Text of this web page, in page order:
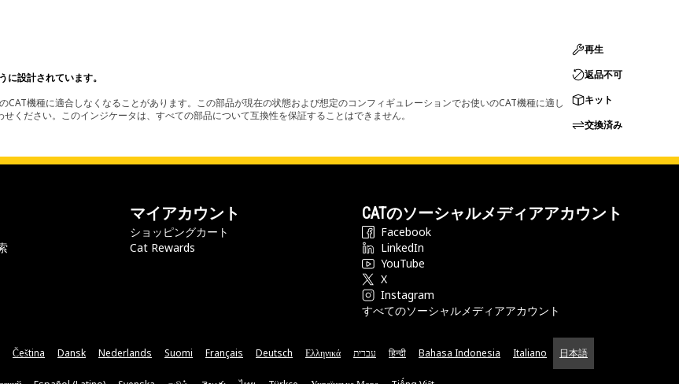
設計されています。
機種に適合しなくなることがあります。この部品が現在の状態および想定のコンフィギュレーションでお使いのCAT機種に適し
ください。このインジケータは、すべての部品について互換性を保証することはできません。
再生
返品不可
キット
交換済み
マイアカウント
ショッピングカート
Cat Rewards
CATのソーシャルメディアアカウント
Facebook
LinkedIn
YouTube
X
Instagram
すべてのソーシャルメディアアカウント
Čeština Dansk Nederlands Suomi Français Deutsch Ελληνικά עברית हिन्दी Bahasa Indonesia Italiano 日本語